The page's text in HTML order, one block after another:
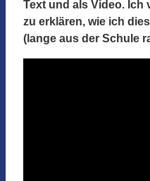
Text und als Video. Ich
zu erklären, wie ich
(lange aus der Schule